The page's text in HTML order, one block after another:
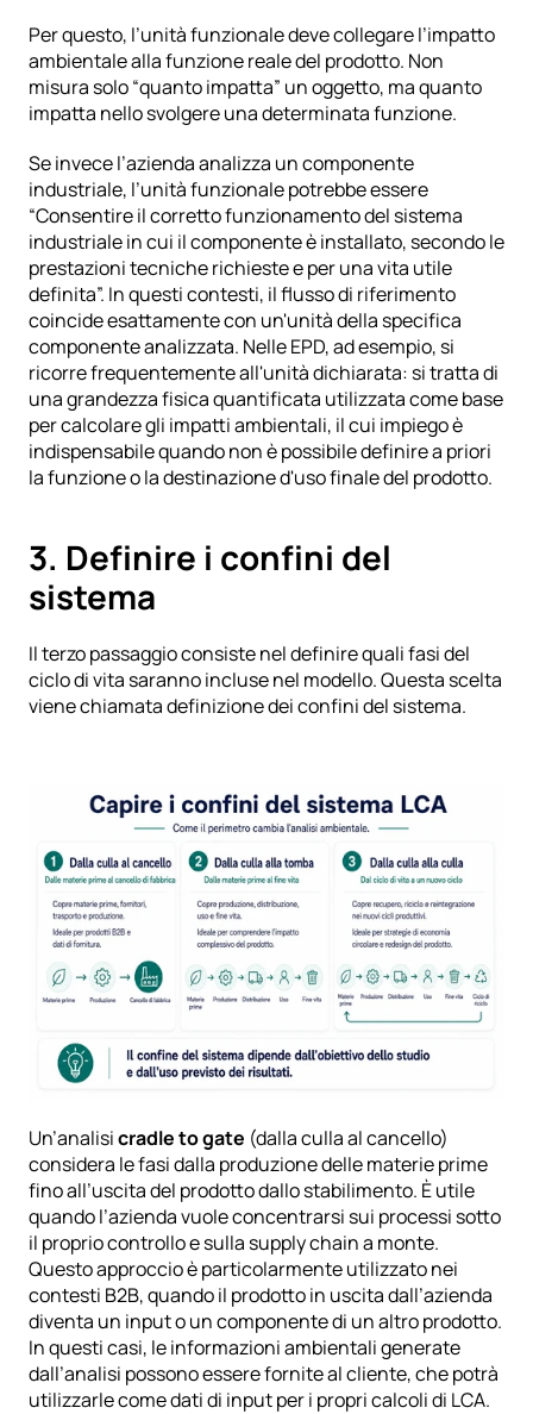
Per questo, l’unità funzionale deve collegare l’impatto
ambientale alla funzione reale del prodotto. Non
misura solo “quanto impatta” un oggetto, ma quanto
impatta nello svolgere una determinata funzione.
Se invece l’azienda analizza un componente
industriale, l’unità funzionale potrebbe essere
“Consentire il corretto funzionamento del sistema
industriale in cui il componente è installato, secondo le
prestazioni tecniche richieste e per una vita utile
definita”. In questi contesti, il flusso di riferimento
coincide esattamente con un'unità della specifica
componente analizzata. Nelle EPD, ad esempio, si
ricorre frequentemente all'unità dichiarata: si tratta di
una grandezza fisica quantificata utilizzata come base
per calcolare gli impatti ambientali, il cui impiego è
indispensabile quando non è possibile definire a priori
la funzione o la destinazione d'uso finale del prodotto.
3. Definire i confini del
sistema
Il terzo passaggio consiste nel definire quali fasi del
ciclo di vita saranno incluse nel modello. Questa scelta
viene chiamata definizione dei confini del sistema.
Un’analisi cradle to gate (dalla culla al cancello)
considera le fasi dalla produzione delle materie prime
fino all’uscita del prodotto dallo stabilimento. È utile
quando l’azienda vuole concentrarsi sui processi sotto
il proprio controllo e sulla supply chain a monte.
Questo approccio è particolarmente utilizzato nei
contesti B2B, quando il prodotto in uscita dall’azienda
diventa un input o un componente di un altro prodotto.
In questi casi, le informazioni ambientali generate
dall’analisi possono essere fornite al cliente, che potrà
utilizzarle come dati di input per i propri calcoli di LCA.